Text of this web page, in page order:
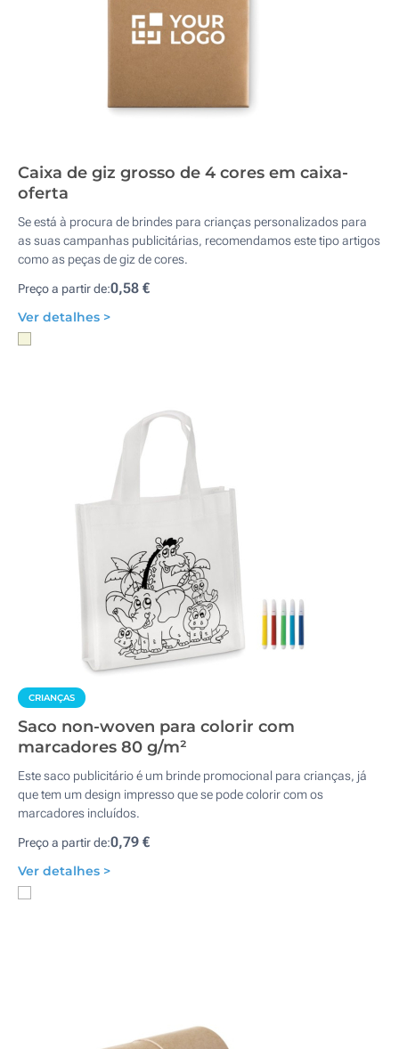
Caixa de giz grosso de 4 cores em caixa-
oferta
Se está à procura de brindes para crianças personalizados para
as suas campanhas publicitárias, recomendamos este tipo artigos
como as peças de giz de cores.
Preço a partir de:0,58 €
Ver detalhes >
CRIANÇAS
Saco non-woven para colorir com
marcadores 80 g/m²
Este saco publicitário é um brinde promocional para crianças, já
que tem um design impresso que se pode colorir com os
marcadores incluídos.
Preço a partir de:0,79 €
Ver detalhes >